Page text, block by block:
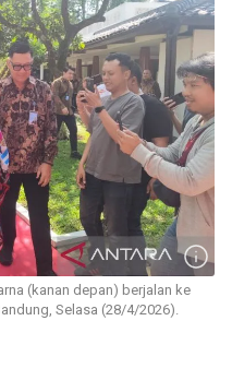
(kanan depan) berjalan ke
Selasa (28/4/2026).